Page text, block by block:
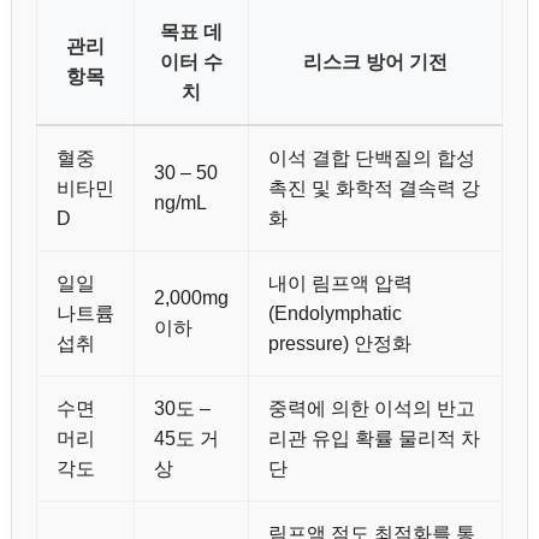
관리
항목
목표 데
이터 수
치
리스크 방어 기전
혈중
비타민
D
30 – 50
ng/mL
이석 결합 단백질의 합성
촉진 및 화학적 결속력 강
화
일일
나트륨
섭취
2,000mg
이하
내이 림프액 압력
(Endolymphatic
pressure) 안정화
수면
머리
각도
30도 –
45도 거
상
중력에 의한 이석의 반고
리관 유입 확률 물리적 차
단
림프액 점도 최적화를 통